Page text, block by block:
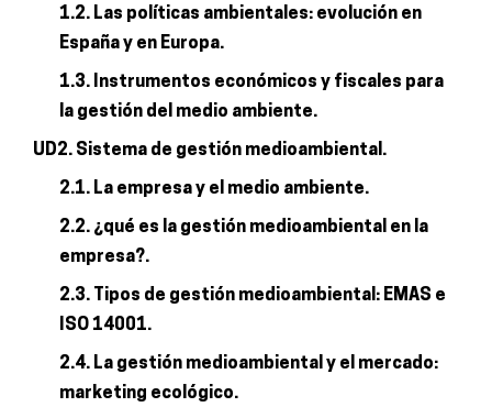
1.2. Las políticas ambientales: evolución en
España y en Europa.
1.3. Instrumentos económicos y fiscales para
la gestión del medio ambiente.
UD2. Sistema de gestión medioambiental.
2.1. La empresa y el medio ambiente.
2.2. ¿qué es la gestión medioambiental en la
empresa?.
2.3. Tipos de gestión medioambiental: EMAS e
ISO 14001.
2.4. La gestión medioambiental y el mercado:
marketing ecológico.